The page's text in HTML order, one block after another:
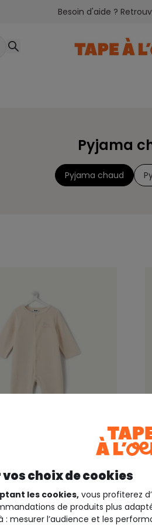
Besoin d'aide ?
Pyjama
Pyjama chaud
effet velours
mixte écru
vos choix de cookies
les cookies, vous profiterez
de produits plus
: mesurer l’audience et les